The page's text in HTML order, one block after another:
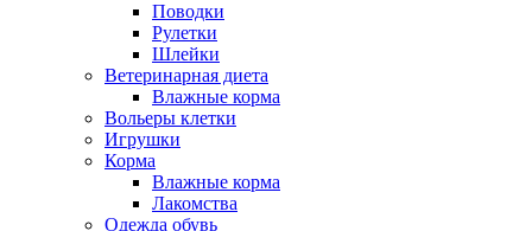
Поводки
Рулетки
Шлейки
Ветеринарная диета
Влажные корма
Вольеры клетки
Игрушки
Корма
Влажные корма
Лакомства
Одежда обувь